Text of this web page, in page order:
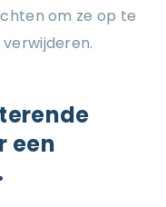
om ze op te
een